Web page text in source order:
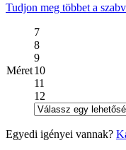
Tudjon meg többet a
Méret
7
8
9
10
11
12
Egyedi igényei vannak?